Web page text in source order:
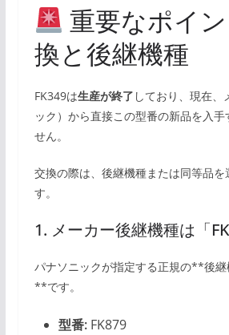
重要なポイ
換と後継機種
FK349は生産が終了 しており、現在、
ック）から直接この型番の新品を入手
せん。
交換の際は、後継機種または同等品を
す。
1. メーカー後継機種は「
パナソニックが指定する正規の**後継
**です。
型番:FK879